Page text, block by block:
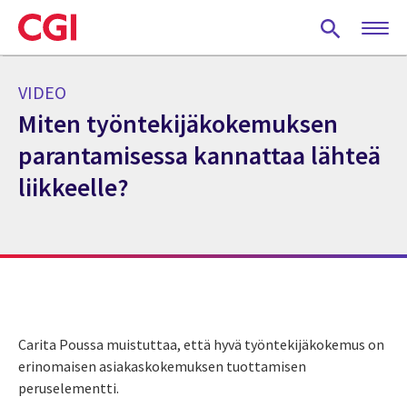
Skip
to
main
VIDEO
Miten työntekijäkokemuksen
parantamisessa kannattaa lähteä
liikkeelle?
Carita Poussa muistuttaa, että hyvä työntekijäkokemus on
erinomaisen asiakaskokemuksen tuottamisen
peruselementti.